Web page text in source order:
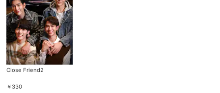
Close Friend2
￥ 330